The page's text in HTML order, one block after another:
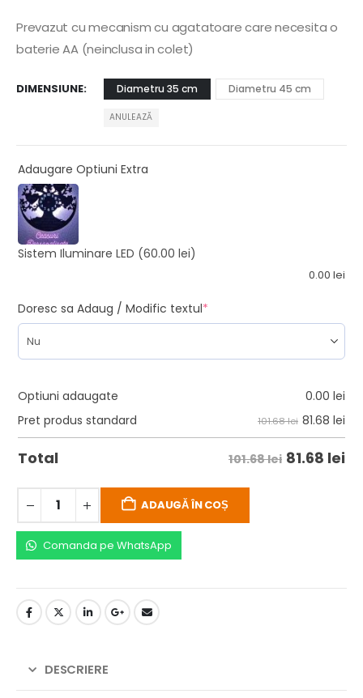
Prevazut cu mecanism cu agatatoare care necesita o
baterie AA (neinclusa in colet)
DIMENSIUNE Diametru 35 cm Diametru 45 cm
ANULEAZĂ
Adaugare Optiuni Extra
Sistem Iluminare LED (60.00 lei)
0.00 lei
Doresc sa Adaug / Modific textul*
Optiuni adaugate 0.00 lei
Pret produs standard
101.68 lei 81.68 lei
Total 101.68 lei 81.68 lei
ADAUGĂ ÎN COȘ
Comanda pe WhatsApp
DESCRIERE